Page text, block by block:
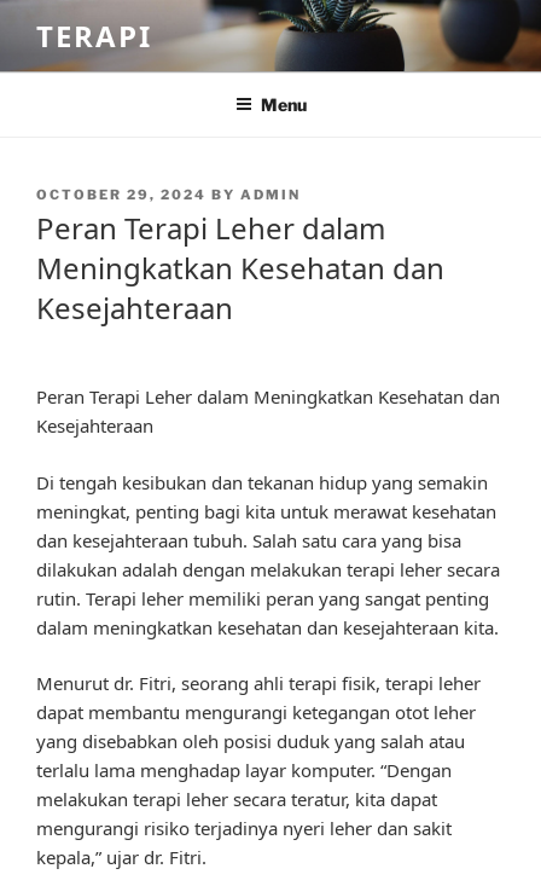
content
TERAPI
Menu
POSTED
OCTOBER 29, 2024 BY ADMIN
Peran Terapi Leher dalam
Meningkatkan Kesehatan dan
Kesejahteraan
Peran Terapi Leher dalam Meningkatkan Kesehatan dan
Kesejahteraan
Di tengah kesibukan dan tekanan hidup yang semakin
meningkat, penting bagi kita untuk merawat kesehatan
dan kesejahteraan tubuh. Salah satu cara yang bisa
dilakukan adalah dengan melakukan terapi leher secara
rutin. Terapi leher memiliki peran yang sangat penting
dalam meningkatkan kesehatan dan kesejahteraan kita.
Menurut dr. Fitri, seorang ahli terapi fisik, terapi leher
dapat membantu mengurangi ketegangan otot leher
yang disebabkan oleh posisi duduk yang salah atau
terlalu lama menghadap layar komputer. “Dengan
melakukan terapi leher secara teratur, kita dapat
mengurangi risiko terjadinya nyeri leher dan sakit
kepala,” ujar dr. Fitri.